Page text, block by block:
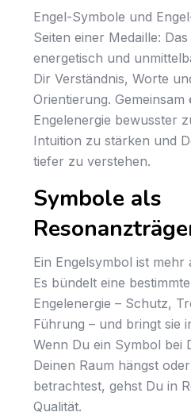
Engel-Symbole und
Seiten einer Medaille:
energetisch und
Dir Verständnis, Worte
Orientierung. Gemeinsam
Engelenergie bewusster
Intuition zu stärken und
tiefer zu verstehen.
Symbole als
Ein Engelsymbol ist mehr
Es bündelt eine
Engelenergie – Schutz,
Führung – und bringt sie
Wenn Du ein Symbol bei
Deinen Raum hängst
betrachtest, gehst Du in
Qualität.